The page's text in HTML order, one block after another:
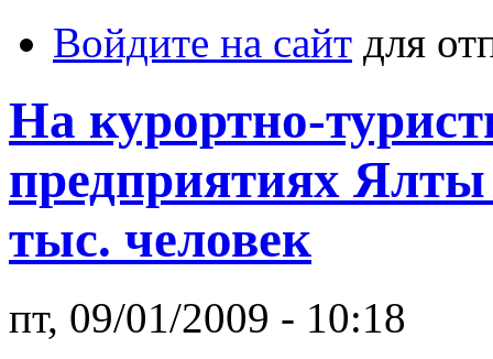
Войдите на сайт для
На курортно-
предприятиях Ялты
тыс. человек
пт, 09/01/2009 - 10:18